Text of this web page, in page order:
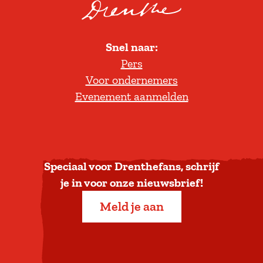
o
l
t
e
r
a
a
b
Snel naar:
Pers
Voor ondernemers
Evenement aanmelden
Speciaal voor Drenthefans, schrijf
je in voor onze nieuwsbrief!
Meld je aan